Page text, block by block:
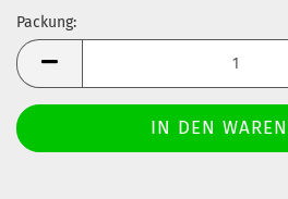
Packung:
Packung